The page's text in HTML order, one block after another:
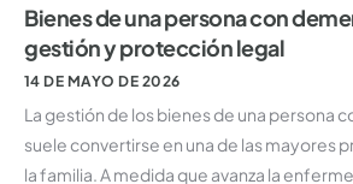
Bienes de una persona con
gestión y protección legal
14 DE MAYO DE 2026
La gestión de los bienes de una persona
suele convertirse en una de las mayores
la familia. A medida que avanza la